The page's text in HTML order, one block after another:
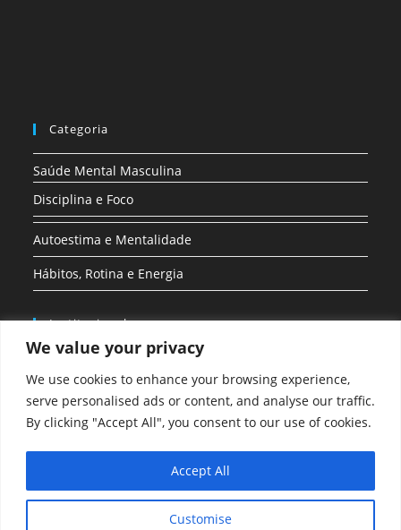
We value your privacy
We use cookies to enhance your browsing experience,
serve personalised ads or content, and analyse our traffic.
By clicking "Accept All", you consent to our use of cookies.
Customise
Accept All
Categoria
Saúde Mental Masculina
Disciplina e Foco
Autoestima e Mentalidade
Hábitos, Rotina e Energia
Institucional
Sobre nós
Politica de Privacidade